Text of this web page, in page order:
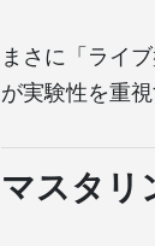
まさに「ライ
が実験性を重
マスタリ